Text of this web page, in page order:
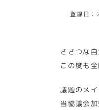
登録日：
ささつな
この度も
議題のメ
当協議会